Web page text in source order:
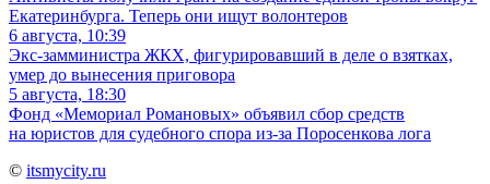
Екатеринбурга. Теперь они ищут волонтеров
6 августа, 10:39
Экс-замминистра ЖКХ, фигурировавший в деле о взятках,
умер до вынесения приговора
5 августа, 18:30
Фонд «Мемориал Романовых» объявил сбор средств
на юристов для судебного спора из-за Поросенкова лога
© itsmycity.ru